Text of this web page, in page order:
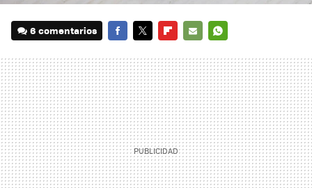
6 comentarios
MAIL